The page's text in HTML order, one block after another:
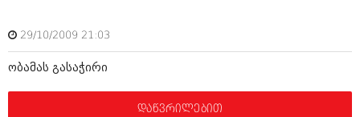
29/10/2009 21:03
ობამას გასაჭირი
დაწვრილებით